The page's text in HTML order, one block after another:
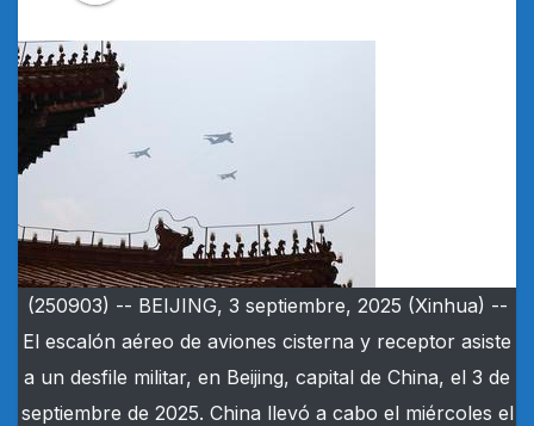
(250903) -- BEIJING, 3 septiembre, 2025 (Xinhua) --
El escalón aéreo de aviones cisterna y receptor asiste
a un desfile militar, en Beijing, capital de China, el 3 de
septiembre de 2025. China llevó a cabo el miércoles el